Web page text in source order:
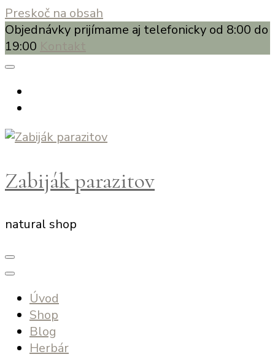
Preskoč na obsah
Objednávky prijímame aj telefonicky od 8:00 do
19:00 Kontakt
Zabiják parazitov
natural shop
Úvod
Shop
Blog
Herbár